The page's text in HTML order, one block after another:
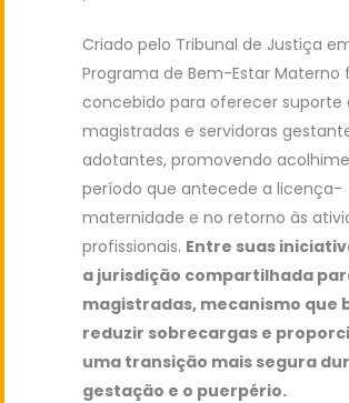
Criado pelo Tribunal de Justiça
Programa de Bem-Estar Materno
concebido para oferecer suporte
magistradas e servidoras
adotantes, promovendo
período que antecede a licença-
maternidade e no retorno às
profissionais. Entre suas
a jurisdição compartilhada
magistradas, mecanismo que
reduzir sobrecargas e
uma transição mais segura
gestação e o puerpério.